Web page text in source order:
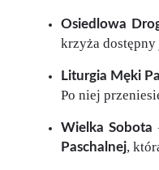
Osiedlowa
krzyża
Liturgia Męki
Po niej
Wielka Sobota
Paschalnej,